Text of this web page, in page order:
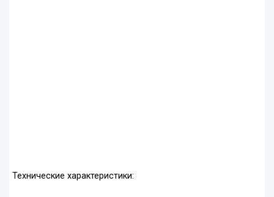
Технические характеристики: